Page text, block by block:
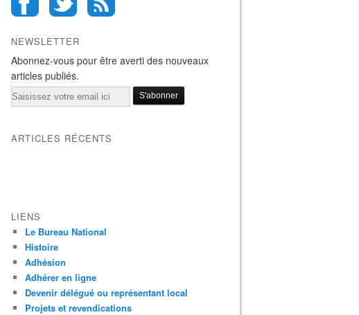
NEWSLETTER
Abonnez-vous pour être averti des nouveaux
articles publiés.
Email
ARTICLES RÉCENTS
LIENS
Le Bureau National
Histoire
Adhésion
Adhérer en ligne
Devenir délégué ou représentant local
Projets et revendications